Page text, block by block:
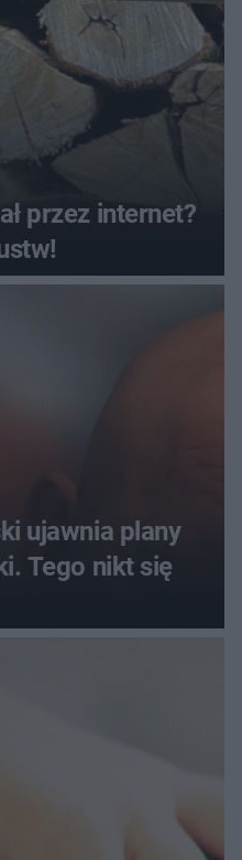
przez internet?
ujawnia plany
Tego nikt się